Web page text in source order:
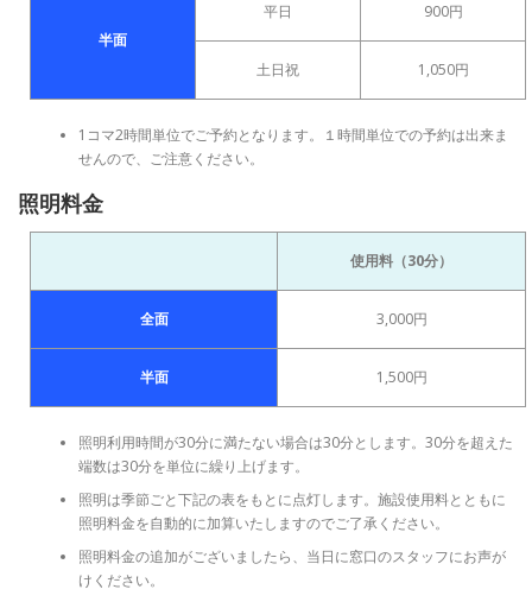
半面
平日 900円
土日祝 1,050円
1コマ2時間単位でご予約となります。１時間単位での予約は出来ま
せんので、ご注意ください。
照明料金
使用料（30分）
全面 3,000円
半面 1,500円
照明利用時間が30分に満たない場合は30分とします。30分を超えた
端数は30分を単位に繰り上げます。
照明は季節ごと下記の表をもとに点灯します。施設使用料とともに
照明料金を自動的に加算いたしますのでご了承ください。
照明料金の追加がございましたら、当日に窓口のスタッフにお声が
けください。